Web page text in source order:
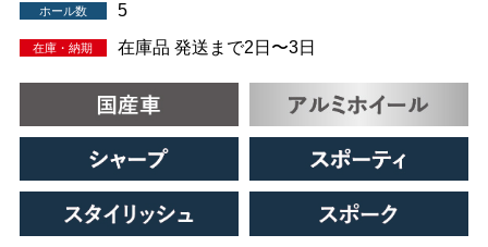
ホール数 5
在庫・納期 在庫品 発送まで2日〜3日